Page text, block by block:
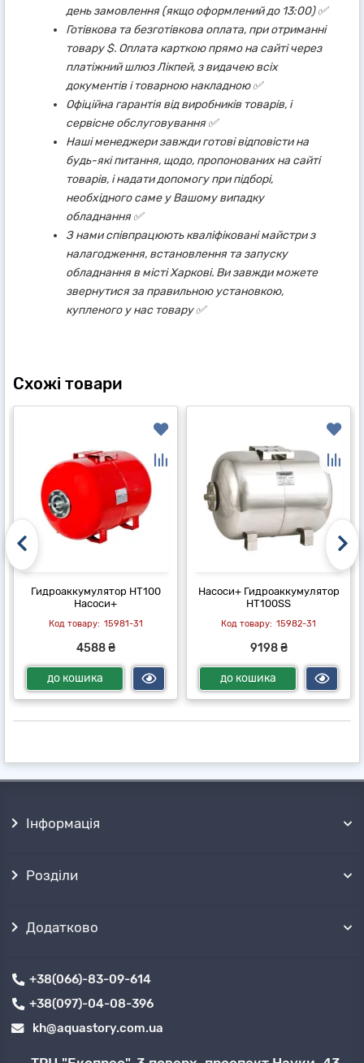
день замовлення (якщо оформлений до 13:00) ✅
Готівкова та безготівкова оплата, при отриманні
товару $. Оплата карткою прямо на сайті через
платіжний шлюз Лікпей, з видачею всіх
документів і товарною накладною ✅
Офіційна гарантія від виробників товарів, і
сервісне обслуговування ✅
Наші менеджери завжди готові відповісти на
будь-які питання, щодо, пропонованих на сайті
товарів, і надати допомогу при підборі,
необхідного саме у Вашому випадку
обладнання ✅
З нами співпрацюють кваліфіковані майстри з
налагодження, встановлення та запуску
обладнання в місті Харкові. Ви завжди можете
звернутися за правильною установкою,
купленого у нас товару ✅
Схожі товари
Гидроаккумулятор HT100
Насоси+
15981-31
4588 ₴
до кошика
Насоси+ Гидроаккумулятор
HT100SS
15982-31
9198 ₴
до кошика
Інформація
Розділи
Додатково
+38(066)-83-09-614
+38(097)-04-08-396
kh@aquastory.com.ua